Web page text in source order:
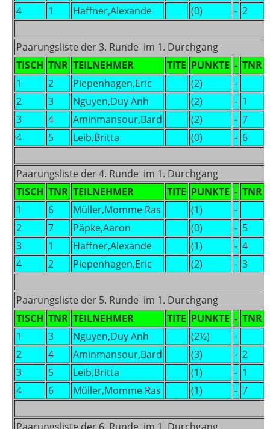
4
1 Haffner,Alexande (0) - 2
Paarungsliste der 3. Runde im 1. Durchgang
TISCH TNR TEILNEHMER TITE PUNKTE - TNR
1
2 Piepenhagen,Eric (2)
-
2
3 Nguyen,Duy Anh (2) - 1
3
4 Aminmansour,Bard (2) - 7
4
5 Leib,Britta (0) - 6
Paarungsliste der 4. Runde im 1. Durchgang
TISCH TNR TEILNEHMER TITE PUNKTE - TNR
1
6 Müller,Momme Ras (1)
-
2
7 Päpke,Aaron (0) - 5
3
1 Haffner,Alexande (1) - 4
4
2 Piepenhagen,Eric (2) - 3
Paarungsliste der 5. Runde im 1. Durchgang
TISCH TNR TEILNEHMER TITE PUNKTE - TNR
1
3 Nguyen,Duy Anh (2½)
-
2
4 Aminmansour,Bard (3) - 2
3
5 Leib,Britta (1) - 1
4
6 Müller,Momme Ras (1) - 7